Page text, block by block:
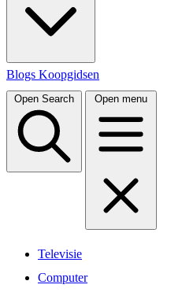
Blogs Koopgidsen
Open Search Open menu
Televisie
Computer